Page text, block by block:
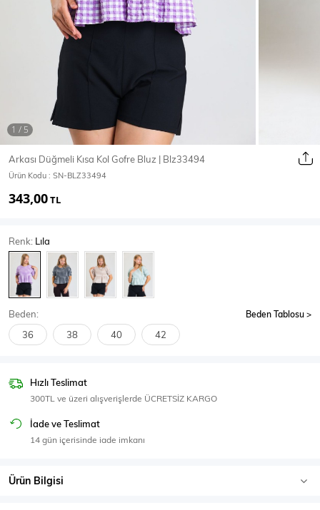
T-SHİRT & BLUZ
T-Shirt
Body Atlet
SPOR GİYİM
Eşofman Üstü
Arkası Düğmeli Kısa Kol Gofre Bluz | Blz33494
Ürün Kodu : SN-BLZ33494
343,00TL
Renk: Lıla
Beden: Beden Tablosu
36 38 40 42
Hızlı Teslimat
300TL ve üzeri alışverişlerde ÜCRETSİZ KARGO
İade ve Teslimat
14 gün içerisinde iade imkanı
Ürün Bilgisi